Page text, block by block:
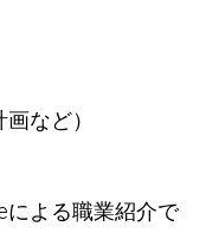
など）
による職業紹介で